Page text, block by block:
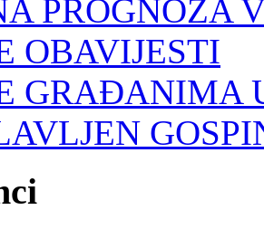
PROGNOZA
OBAVIJESTI
GRAĐANIMA